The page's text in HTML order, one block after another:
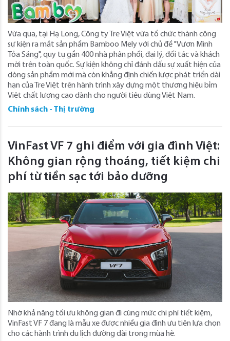
Vừa qua, tại Hạ Long, Công ty Tre Việt vừa tổ chức thành công
sự kiện ra mắt sản phẩm Bamboo Mely với chủ đề "Vươn Mình
Tỏa Sáng", quy tụ gần 400 nhà phân phối, đại lý, đối tác và khách
mời trên toàn quốc. Sự kiện không chỉ đánh dấu sự xuất hiện của
dòng sản phẩm mới mà còn khẳng định chiến lược phát triển dài
hạn của Tre Việt trên hành trình xây dựng một thương hiệu bỉm
Việt chất lượng cao dành cho người tiêu dùng Việt Nam.
Chính sách - Thị trường
VinFast VF 7 ghi điểm với gia đình Việt:
Không gian rộng thoáng, tiết kiệm chi
phí từ tiền sạc tới bảo dưỡng
Nhờ khả năng tối ưu không gian đi cùng mức chi phí tiết kiệm,
VinFast VF 7 đang là mẫu xe được nhiều gia đình ưu tiên lựa chọn
cho các hành trình du lịch đường dài trong mùa hè.